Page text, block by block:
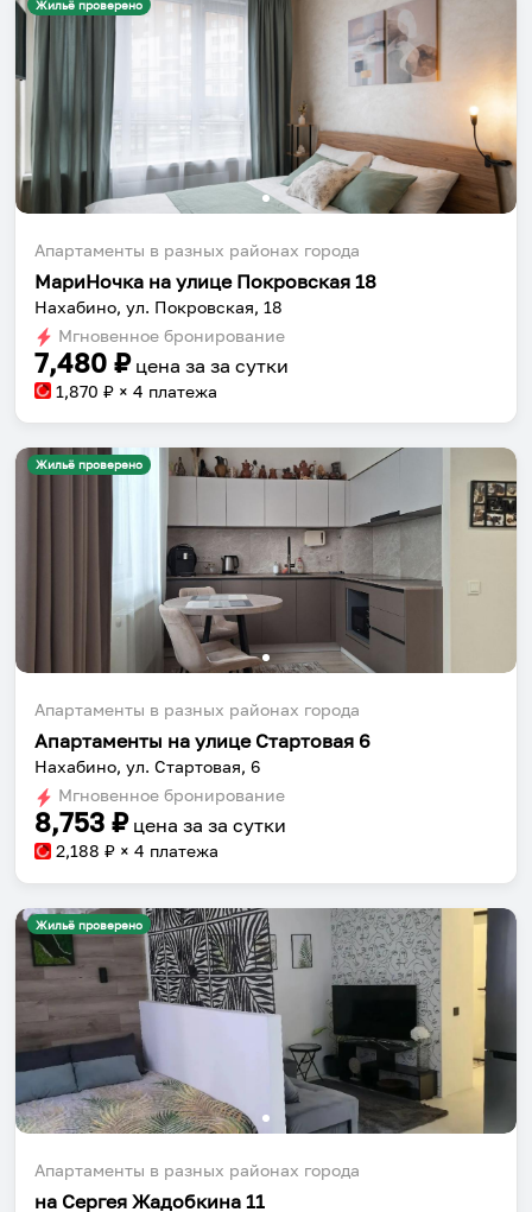
Жильё проверено
Апартаменты в разных районах города
МариНочка на улице Покровская 18
Нахабино, ул. Покровская, 18
Мгновенное бронирование
7,480 ₽ цена за за сутки
1,870 ₽ × 4 платежа
Жильё проверено
Апартаменты в разных районах города
Апартаменты на улице Стартовая 6
Нахабино, ул. Стартовая, 6
Мгновенное бронирование
8,753 ₽ цена за за сутки
2,188 ₽ × 4 платежа
Жильё проверено
Апартаменты в разных районах города
на Сергея Жадобкина 11